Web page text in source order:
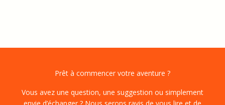
Prêt à commencer votre aventure ?
Vous avez une question, une suggestion ou simplement